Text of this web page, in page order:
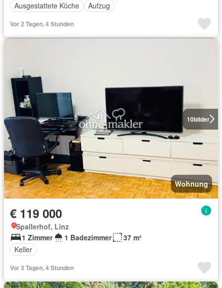
Ausgestattete Küche
Aufzug
Vor 2 Tagen, 4 Stunden
10bilder
Wohnung
€ 119 000
Spallerhof, Linz
1 Zimmer
1 Badezimmer
37 m²
Keller
Vor 3 Tagen, 4 Stunden